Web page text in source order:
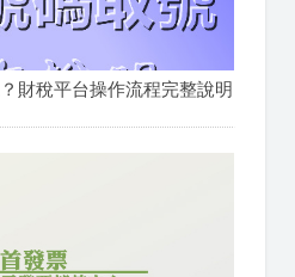
財稅平台操作流程完整說明